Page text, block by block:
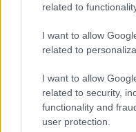
related to
I want to allow
related to
I want to allow
related to security,
functionality and
user protection.
αμφισβητεί κανείς